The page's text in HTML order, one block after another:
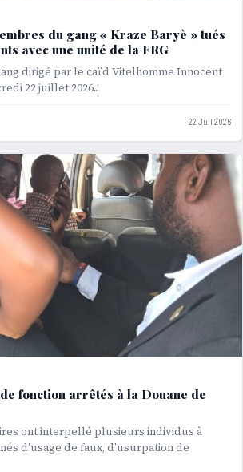
du gang « Kraze Baryè » tués
avec une unité de la FRG
dirigé par le caïd Vitelhomme Innocent
22 juillet 2026...
22 Juil 2026
fonction arrêtés à la Douane de
ont interpellé plusieurs individus à
d’usage de faux, d’usurpation de